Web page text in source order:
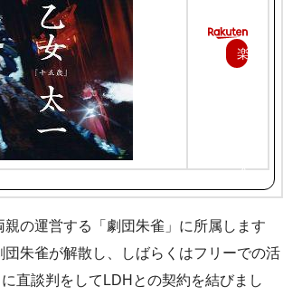
楽
入
親の運営する「劇団朱雀」に所属します
団朱雀が解散し、しばらくはフリーでの活
直談判をしてLDHとの契約を結びまし